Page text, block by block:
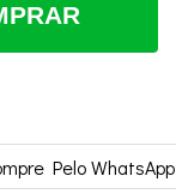
Pelo WhatsApp